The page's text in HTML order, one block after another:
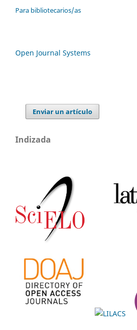
Para bibliotecarios/as
Open Journal Systems
Enviar un artículo
Indizada